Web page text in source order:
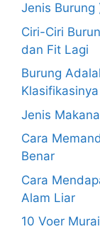
Jenis Burung
Ciri-Ciri
dan Fit Lagi
Burung
Klasifikasinya
Jenis
Cara
Benar
Cara
Alam Liar
10 Voer